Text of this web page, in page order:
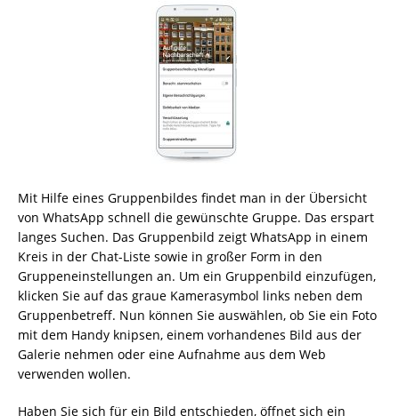
Mit Hilfe eines Gruppenbildes findet man in der Übersicht
von WhatsApp schnell die gewünschte Gruppe. Das erspart
langes Suchen. Das Gruppenbild zeigt WhatsApp in einem
Kreis in der Chat-Liste sowie in großer Form in den
Gruppeneinstellungen an. Um ein Gruppenbild einzufügen,
klicken Sie auf das graue Kamerasymbol links neben dem
Gruppenbetreff. Nun können Sie auswählen, ob Sie ein Foto
mit dem Handy knipsen, einem vorhandenes Bild aus der
Galerie nehmen oder eine Aufnahme aus dem Web
verwenden wollen.
Haben Sie sich für ein Bild entschieden, öffnet sich ein